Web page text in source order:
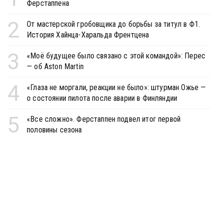
Ферстаппена
2
От мастерской гробовщика до борьбы за титул в Ф1.
История Хайнца-Харальда Френтцена
3
«Моё будущее было связано с этой командой»: Перес
— об Aston Martin
4
«Глаза не моргали, реакции не было»: штурман Ожье —
о состоянии пилота после аварии в Финляндии
5
«Все сложно». Ферстаппен подвел итог первой
половины сезона